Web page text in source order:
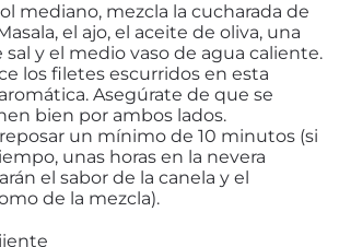
mediano, mezcla la cucharada de
, el ajo, el aceite de oliva, una
sal y el medio vaso de agua caliente.
los filetes escurridos en esta
Asegúrate de que se
bien por ambos lados.
un mínimo de 10 minutos (si
unas horas en la nevera
el sabor de la canela y el
de la mezcla).